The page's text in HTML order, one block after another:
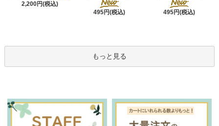
2,200円(税込)
495円(税込) 495円(税込)
もっと見る